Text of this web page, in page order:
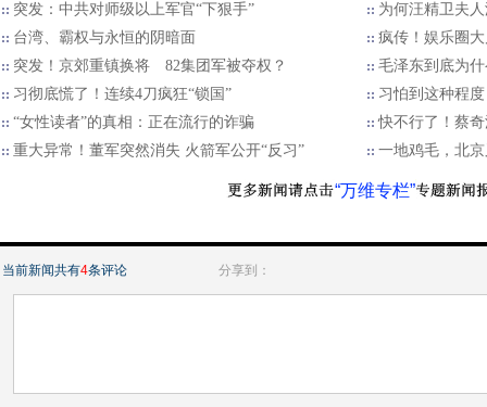
突发：中共对师级以上军官“下狠手”
为何汪精卫夫
台湾、霸权与永恒的阴暗面
疯传！娱乐圈
突发！京郊重镇换将 82集团军被夺权？
毛泽东到底为
习彻底慌了！连续4刀疯狂“锁国”
习怕到这种程
“女性读者”的真相：正在流行的诈骗
快不行了！蔡
重大异常！董军突然消失 火箭军公开“反习”
一地鸡毛，北
“万维专栏”
当前新闻共有4条评论 分享到：